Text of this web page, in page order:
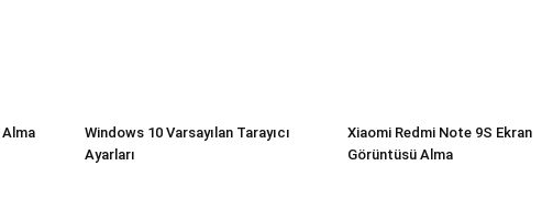
Windows 10 Varsayılan Tarayıcı
Ayarları
Xiaomi Redmi Note 9S Ekran
Görüntüsü Alma